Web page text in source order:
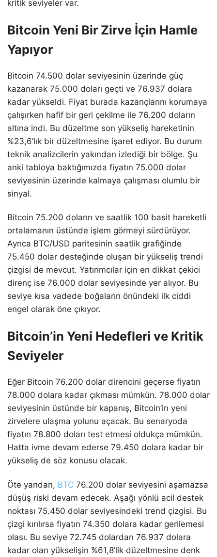
kritik seviyeler var.
Bitcoin Yeni Bir Zirve İçin Hamle
Yapıyor
Bitcoin 74.500 dolar seviyesinin üzerinde güç
kazanarak 75.000 doları geçti ve 76.937 dolara
kadar yükseldi. Fiyat burada kazançlarını korumaya
çalışırken hafif bir geri çekilme ile 76.200 doların
altına indi. Bu düzeltme son yükseliş hareketinin
%23,6’lık bir düzeltmesine işaret ediyor. Bu durum
teknik analizcilerin yakından izlediği bir bölge. Şu
anki tabloya baktığımızda fiyatın 75.000 dolar
seviyesinin üzerinde kalmaya çalışması olumlu bir
sinyal.
Bitcoin 75.200 doların ve saatlik 100 basit hareketli
ortalamanın üstünde işlem görmeyi sürdürüyor.
Ayrıca BTC/USD paritesinin saatlik grafiğinde
75.450 dolar desteğinde oluşan bir yükseliş trendi
çizgisi de mevcut. Yatırımcılar için en dikkat çekici
direnç ise 76.000 dolar seviyesinde yer alıyor. Bu
seviye kısa vadede boğaların önündeki ilk ciddi
engel olarak öne çıkıyor.
Bitcoin’in Yeni Hedefleri ve Kritik
Seviyeler
Eğer Bitcoin 76.200 dolar direncini geçerse fiyatın
78.000 dolara kadar çıkması mümkün. 78.000 dolar
seviyesinin üstünde bir kapanış, Bitcoin’in yeni
zirvelere ulaşma yolunu açacak. Bu senaryoda
fiyatın 78.800 doları test etmesi oldukça mümkün.
Hatta ivme devam ederse 79.450 dolara kadar bir
yükseliş de söz konusu olacak.
Öte yandan, BTC 76.200 dolar seviyesini aşamazsa
düşüş riski devam edecek. Aşağı yönlü acil destek
noktası 75.450 dolar seviyesindeki trend çizgisi. Bu
çizgi kırılırsa fiyatın 74.350 dolara kadar gerilemesi
olası. Bu seviye 72.745 dolardan 76.937 dolara
kadar olan yükselişin %61,8’lik düzeltmesine denk